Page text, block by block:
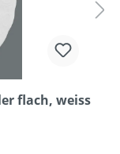
flach, weiss